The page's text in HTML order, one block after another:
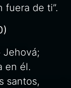
fuera de ti”.
Jehová;
en él.
santos,